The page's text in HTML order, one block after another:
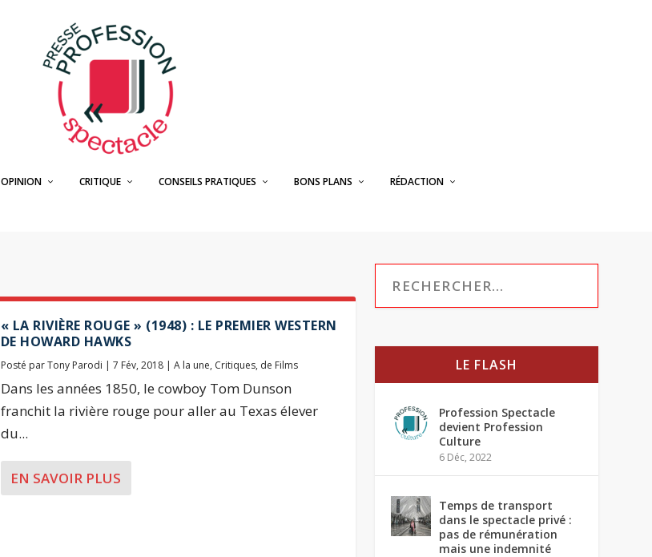
OPINION CRITIQUE CONSEILS PRATIQUES BONS PLANS RÉDACTION
« LA RIVIÈRE ROUGE » (1948) : LE PREMIER WESTERN
DE HOWARD HAWKS
Posté parTony Parodi | 7 Fév, 2018| A la une, Critiques, de Films
Dans les années 1850, le cowboy Tom Dunson
franchit la rivière rouge pour aller au Texas élever
du...
EN SAVOIR PLUS
LE FLASH
Profession Spectacle
devient Profession
Culture
6 Déc, 2022
Temps de transport
dans le spectacle privé :
pas de rémunération
mais une indemnité